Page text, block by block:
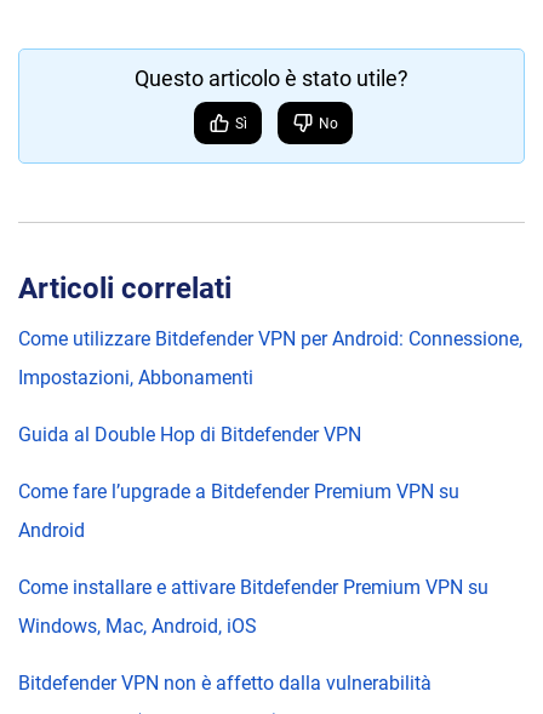
Questo articolo è stato utile?
Sì No
Articoli correlati
Come utilizzare Bitdefender VPN per Android: Connessione,
Impostazioni, Abbonamenti
Guida al Double Hop di Bitdefender VPN
Come fare l’upgrade a Bitdefender Premium VPN su
Android
Come installare e attivare Bitdefender Premium VPN su
Windows, Mac, Android, iOS
Bitdefender VPN non è affetto dalla vulnerabilità